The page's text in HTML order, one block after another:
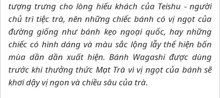
tượng trưng cho lòng hiếu khách của Teishu - người
chủ trì tiệc trà, nên những chiếc bánh có vị ngọt của
đường giống như bánh kẹo ngoại quốc, hay những
chiếc có hình dáng và màu sắc lộng lẫy thể hiện bốn
mùa dần dần xuất hiện. Bánh Wagashi được dùng
trước khi thưởng thức Mạt Trà vì vị ngọt của bánh sẽ
khơi dậy vị ngon và chiều sâu của trà.